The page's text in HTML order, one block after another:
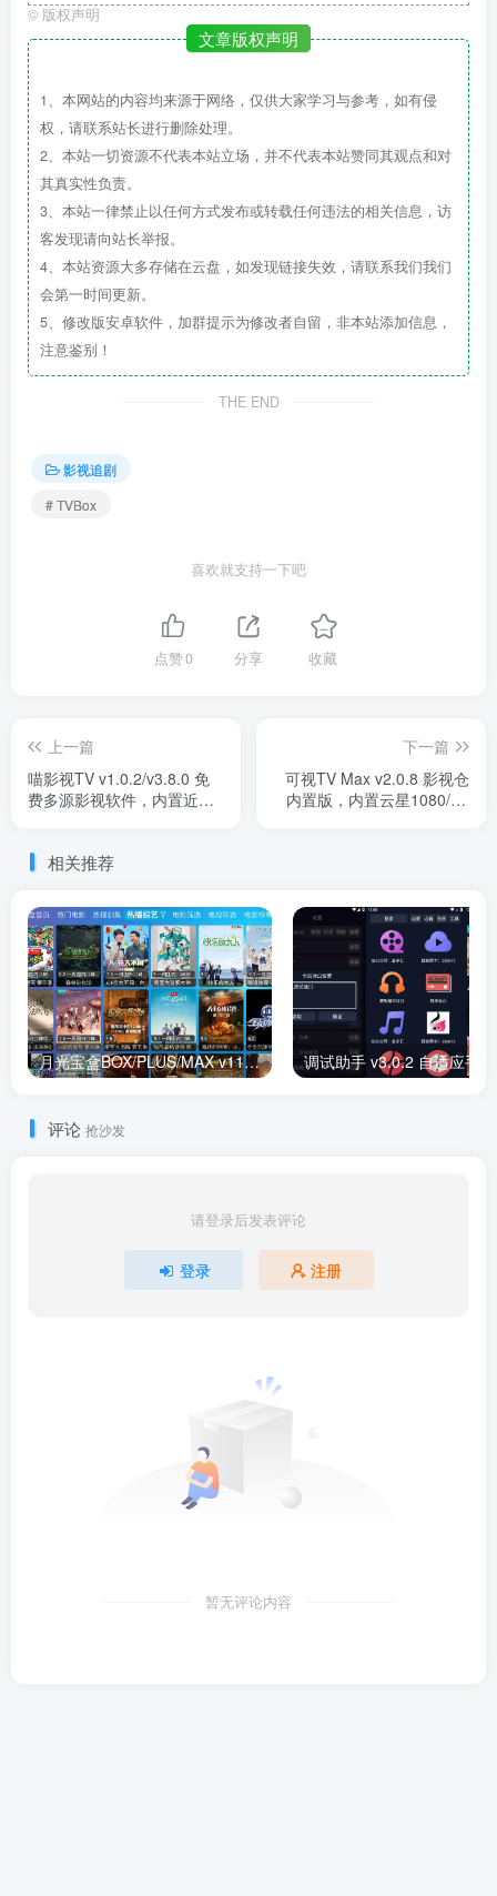
© 版权声明
文章版权声明
1、本网站的内容均来源于网络，仅供大家学习与参考，如有侵
权，请联系站长进行删除处理。
2、本站一切资源不代表本站立场，并不代表本站赞同其观点和对
其真实性负责。
3、本站一律禁止以任何方式发布或转载任何违法的相关信息，访
客发现请向站长举报。
4、本站资源大多存储在云盘，如发现链接失效，请联系我们我们
会第一时间更新。
5、修改版安卓软件，加群提示为修改者自留，非本站添加信息，
注意鉴别！
THE END
影视追剧
# TVBox
喜欢就支持一下吧
点赞0 分享 收藏
上一篇
喵影视TV v1.0.2/v3.8.0 免
费多源影视软件，内置近百
下一篇
可视TV Max v2.0.8 影视仓
内置版，内置云星1080/4K
相关推荐
月光宝盒BOX/PLUS/MAX v1116 精彩的影视免费追剧平台，内置直播+点播源版
评论 抢沙发
请登录后发表评论
登录 注册
暂无评论内容